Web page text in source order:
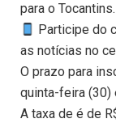
para o
Participe do
as notícias no
O prazo para
quinta-feira (30)
A taxa de é de